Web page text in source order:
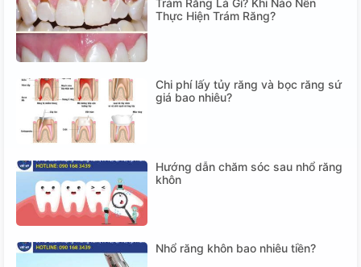
Thực Hiện Trám Răng?
Chi phí lấy tủy răng và bọc răng sứ
giá bao nhiêu?
Hướng dẫn chăm sóc sau nhổ răng
khôn
Nhổ răng khôn bao nhiêu tiền?